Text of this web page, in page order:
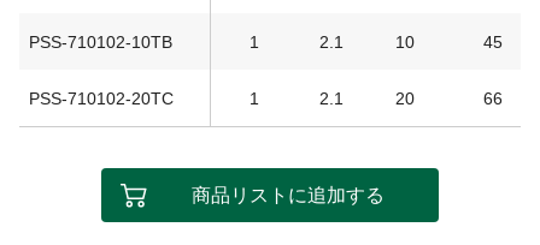
PSS-710102-10TB 1 2.1 10 45
PSS-710102-20TC 1 2.1 20 66
商品リストに追加する